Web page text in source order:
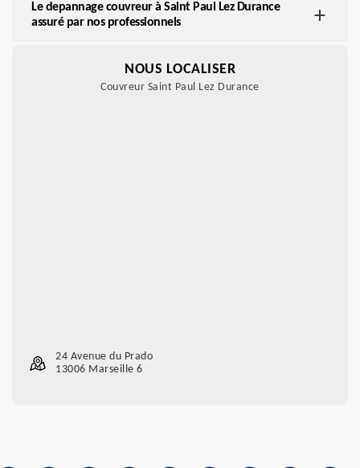
Le depannage couvreur à Saint Paul Lez Durance
assuré par nos professionnels
NOUS LOCALISER
Couvreur Saint Paul Lez Durance
24 Avenue du Prado
13006 Marseille 6